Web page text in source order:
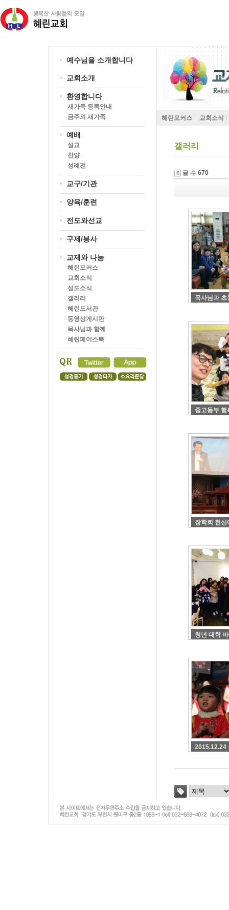
예수님을 소개합니다
교회소개
환영합니다
새가족 등록안내
금주의 새가족
예배
설교
찬양
성례전
교구/기관
양육/훈련
전도와선교
구제/봉사
교제와 나눔
혜린포커스
교회소식
성도소식
갤러리
혜린도서관
동영상게시판
목사님과 함께
혜린페이스북
혜린포커스 교회소식
갤러리
글 수 670
목사님과 초
중고등부 행
장학회 헌신
청년 대학
2015.12.24